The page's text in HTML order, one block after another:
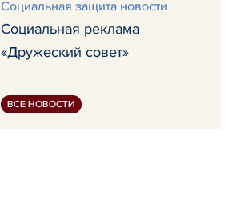
Социальная защита новости
Социальная реклама
«Дружеский совет»
ВСЕ НОВОСТИ